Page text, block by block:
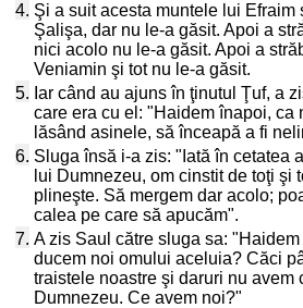
4. Şi a suit acesta muntele lui Efraim
Şalişa, dar nu le-a găsit. Apoi a
nici acolo nu le-a găsit. Apoi a
Veniamin şi tot nu le-a găsit.
5. Iar când au ajuns în ţinutul Ţuf, a
care era cu el: "Haidem înapoi, ca
lăsând asinele, să înceapă a fi
6. Sluga însă i-a zis: "Iată în cetatea
lui Dumnezeu, om cinstit de toţi şi
plineşte. Să mergem dar acolo;
calea pe care să apucăm".
7. A zis Saul către sluga sa:
ducem noi omului aceluia? Căci
traistele noastre şi daruri nu avem
Dumnezeu. Ce avem noi?"